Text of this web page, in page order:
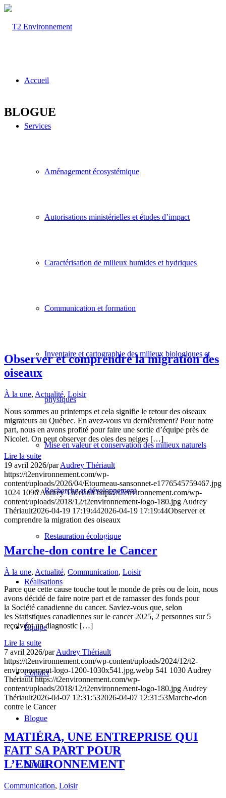
Accueil
Services
Aménagement écosystémique
Autorisations ministérielles et études d’impact
Caractérisation de milieux humides et hydriques
Communication et formation
Inventaire et cartographie des milieux biologiques et
physiques
Mise en valeur et conservation des milieux naturels
Recherche et développement
Restauration écologique
Réalisations
Équipe
Contact
Blogue
English
BLOGUE
Observer et comprendre la migration des
oiseaux
À la une, Actualité, Loisir
Nous sommes au printemps et cela signifie le retour des oiseaux
migrateurs au Québec. En avez-vous vu dernièrement? Pour notre
part, nous en avons profité pour faire une sortie d’équipe près de
Nicolet. On peut observer des oies des neiges […]
Lire la suite
19 avril 2026/parAudrey Thériault
https://t2environnement.com/wp-
content/uploads/2026/04/Etourneau-sansonnet-e1776545759467.jpg
1024 1096 Audrey Thériault https://t2environnement.com/wp-
content/uploads/2018/12/t2environnement-logo-180.jpg Audrey
Thériault2026-04-19 17:19:442026-04-19 17:19:44Observer et
comprendre la migration des oiseaux
Marche-don contre le Cancer
À la une, Actualité, Communication, Loisir
Parce que cette cause touche tout le monde de près ou de loin, nous
avons décidé de faire notre part et de ramasser des fonds pour
la Société canadienne du cancer. Saviez-vous que, selon
les Statistiques canadiennes sur le cancer 2025, 2 personnes sur 5
reçoivent un diagnostic […]
Lire la suite
7 avril 2026/parAudrey Thériault
https://t2environnement.com/wp-content/uploads/2024/12/t2-
environnement-logo-1200-1030x541.jpg.webp 541 1030 Audrey
Thériault https://t2environnement.com/wp-
content/uploads/2018/12/t2environnement-logo-180.jpg Audrey
Thériault2026-04-07 12:31:532026-04-07 12:31:53Marche-don
contre le Cancer
MATIÉRA, UNE ENTREPRISE QUI
FAIT SA PART POUR
L’ENVIRONNEMENT
Communication, Loisir